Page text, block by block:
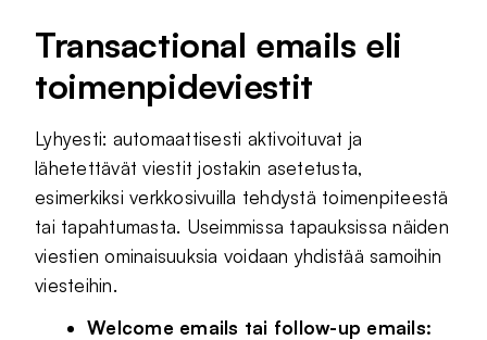
Transactional emails eli
toimenpideviestit
Lyhyesti: automaattisesti aktivoituvat ja
lähetettävät viestit jostakin asetetusta,
esimerkiksi verkkosivuilla tehdystä toimenpiteestä
tai tapahtumasta. Useimmissa tapauksissa näiden
viestien ominaisuuksia voidaan yhdistää samoihin
viesteihin.
Welcome emails tai follow-up emails: